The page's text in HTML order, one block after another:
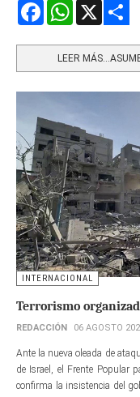
FacebookWhatsApp
LEER
INTERNACIONAL
Terrorismo
REDACCIÓN 06 AGOSTO
Ante la nueva oleada de
de Israel, el Frente Popular
confirma la insistencia del